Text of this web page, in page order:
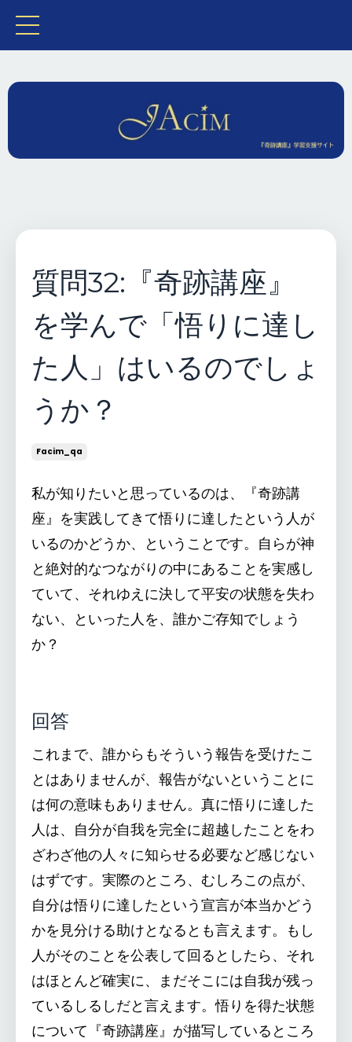
質問32:『奇跡講座』
を学んで「悟りに達し
た人」はいるのでしょ
うか？
Facim_qa
私が知りたいと思っているのは、『奇跡講
座』を実践してきて悟りに達したという人が
いるのかどうか、ということです。自らが神
と絶対的なつながりの中にあることを実感し
ていて、それゆえに決して平安の状態を失わ
ない、といった人を、誰かご存知でしょう
か？
回答
これまで、誰からもそういう報告を受けたこ
とはありませんが、報告がないということに
は何の意味もありません。真に悟りに達した
人は、自分が自我を完全に超越したことをわ
ざわざ他の人々に知らせる必要など感じない
はずです。実際のところ、むしろこの点が、
自分は悟りに達したという宣言が本当かどう
かを見分ける助けとなるとも言えます。もし
人がそのことを公表して回るとしたら、それ
はほとんど確実に、まだそこには自我が残っ
ているしるしだと言えます。悟りを得た状態
について『奇跡講座』が描写しているところ